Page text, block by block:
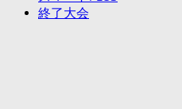
終了大会